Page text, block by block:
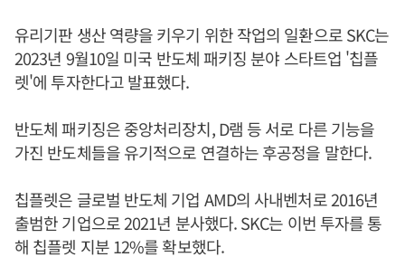
유리기판 생산 역량을 키우기 위한 작업의 일환으로 SKC는
2023년 9월10일 미국 반도체 패키징 분야 스타트업 '칩플
렛'에 투자한다고 발표했다.
반도체 패키징은 중앙처리장치, D램 등 서로 다른 기능을
가진 반도체들을 유기적으로 연결하는 후공정을 말한다.
칩플렛은 글로벌 반도체 기업 AMD의 사내벤처로 2016년
출범한 기업으로 2021년 분사했다. SKC는 이번 투자를 통
해 칩플렛 지분 12%를 확보했다.